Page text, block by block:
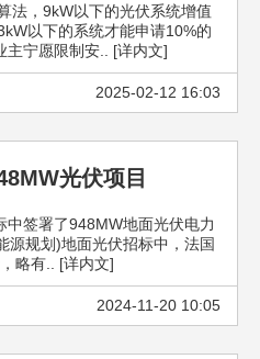
法，9kW以下的光伏系统增值
以下的系统才能申请10%的
主宁愿限制安.. [详内文]
2025-02-12 16:03
光伏项目
签署了948MW地面光伏电力
源规划)地面光伏招标中，法国
略有.. [详内文]
2024-11-20 10:05